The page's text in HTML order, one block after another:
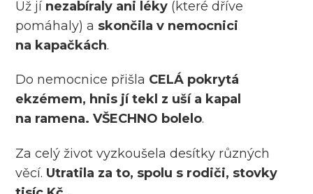
Už jí nezabíraly ani léky (které dříve
pomáhaly) a skončila v nemocnici
na kapačkách.
Do nemocnice přišla CELÁ pokrytá
ekzémem, hnis jí tekl z uší a kapal
na ramena. VŠECHNO bolelo.
Za celý život vyzkoušela desítky různých
věcí. Utratila za to, spolu s rodiči, stovky